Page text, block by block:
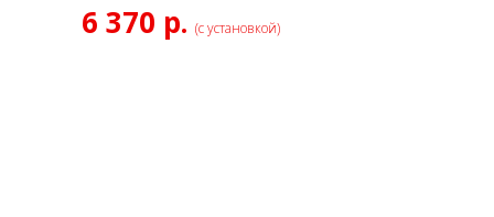
6 370 р. (с установкой)